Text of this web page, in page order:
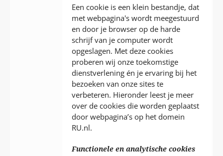
Een cookie is een klein bestandje, dat
met webpagina's wordt meegestuurd
en door je browser op de harde
schrijf van je computer wordt
opgeslagen. Met deze cookies
proberen wij onze toekomstige
dienstverlening én je ervaring bij het
bezoeken van onze sites te
verbeteren. Hieronder leest je meer
over de cookies die worden geplaatst
door webpagina’s op het domein
RU.nl.
Functionele en analytische cookies